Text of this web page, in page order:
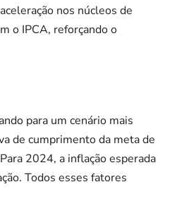
nos núcleos de
o IPCA, reforçando o
para um cenário mais
de cumprimento da meta de
2024, a inflação esperada
Todos esses fatores